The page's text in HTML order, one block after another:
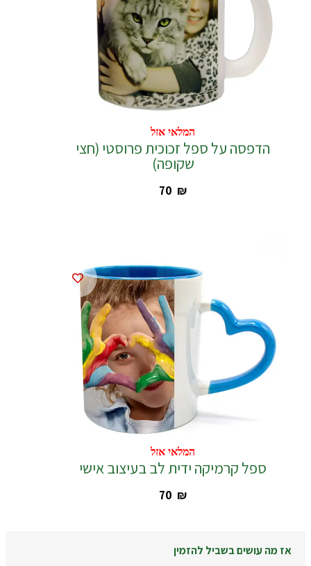
המלאי אזל
המלאי אזל
הדפסה על ספל זכוכית פרוסטי (חצי
שקופה)
‎70 ₪
המלאי אזל
המלאי אזל
ספל קרמיקה ידית לב בעיצוב אישי
‎70 ₪
אז מה עושים בשביל להזמין